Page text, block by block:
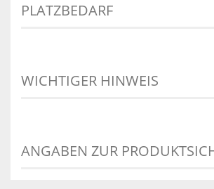
PLATZBEDARF
WICHTIGER HINWEIS
ANGABEN ZUR